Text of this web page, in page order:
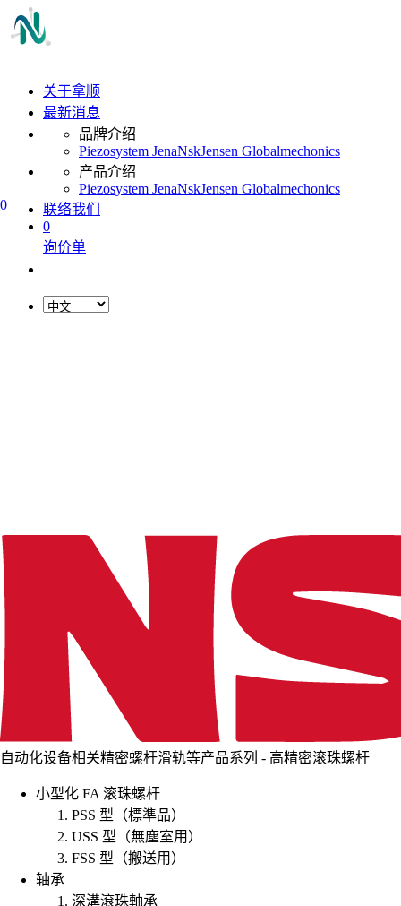
0
关于拿顺
最新消息
品牌介绍
Piezosystem JenaNskJensen Globalmechonics
产品介绍
Piezosystem JenaNskJensen Globalmechonics
联络我们
0
询价单
自动化设备相关精密螺杆滑轨等产品系列 - 高精密滚珠螺杆
小型化 FA 滚珠螺杆
PSS 型（標準品）
USS 型（無塵室用）
FSS 型（搬送用）
轴承
深溝滾珠軸承